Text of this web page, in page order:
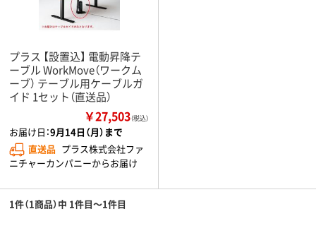
プラス 【設置込】 電動昇降テ
ーブル WorkMove（ワークム
ーブ） テーブル用ケーブルガ
イド 1セット（直送品）
￥27,503（税込）
お届け日：9月14日（月）まで
直送品 プラス株式会社ファ
ニチャーカンパニーからお届け
1件（1商品）中 1件目～1件目